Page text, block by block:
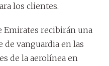
los clientes.
Emirates recibirán una
vanguardia en las
de la aerolínea en